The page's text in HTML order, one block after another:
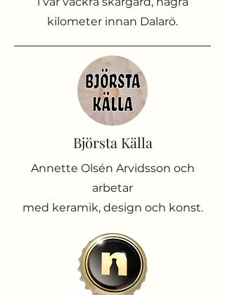
kilometer innan Dalarö.
Björsta Källa
Annette Olsén Arvidsson och
arbetar
med keramik, design och konst.